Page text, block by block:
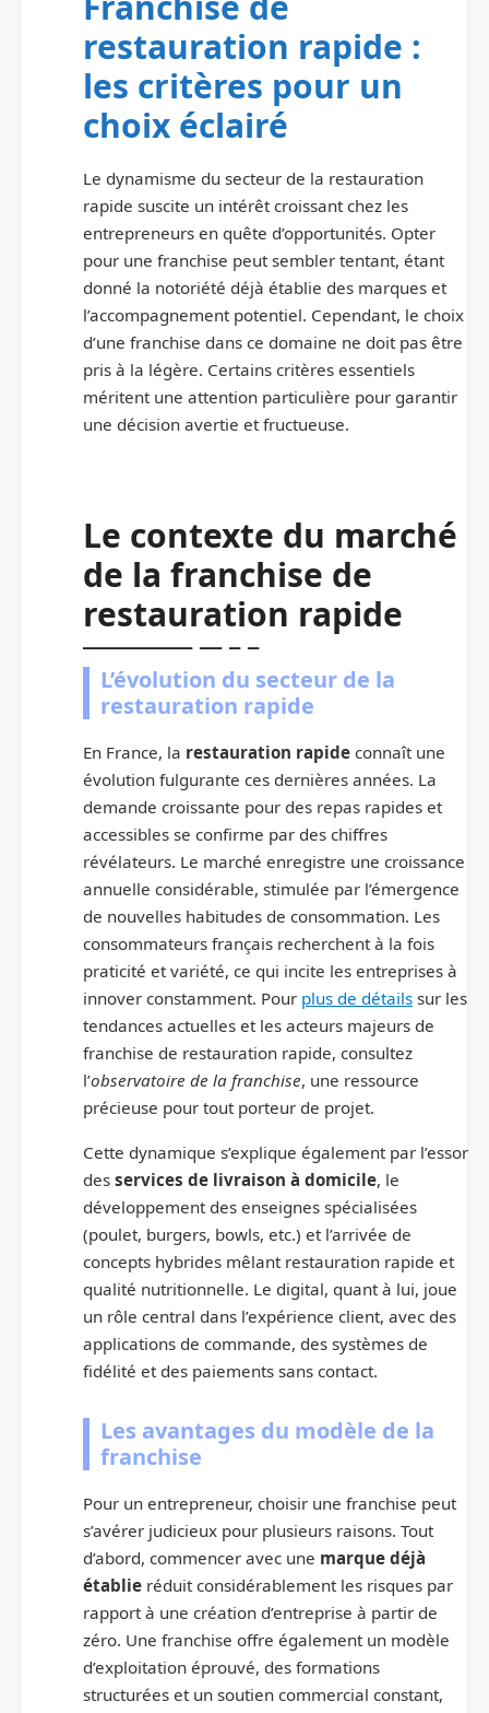
restauration rapide :
les critères pour un
choix éclairé
Le dynamisme du secteur de la restauration
rapide suscite un intérêt croissant chez les
entrepreneurs en quête d’opportunités. Opter
pour une franchise peut sembler tentant, étant
donné la notoriété déjà établie des marques et
l’accompagnement potentiel. Cependant, le choix
d’une franchise dans ce domaine ne doit pas être
pris à la légère. Certains critères essentiels
méritent une attention particulière pour garantir
une décision avertie et fructueuse.
Le contexte du marché
de la franchise de
restauration rapide
L’évolution du secteur de la
restauration rapide
En France, la restauration rapide connaît une
évolution fulgurante ces dernières années. La
demande croissante pour des repas rapides et
accessibles se confirme par des chiffres
révélateurs. Le marché enregistre une croissance
annuelle considérable, stimulée par l’émergence
de nouvelles habitudes de consommation. Les
consommateurs français recherchent à la fois
praticité et variété, ce qui incite les entreprises à
innover constamment. Pour plus de détails sur les
tendances actuelles et les acteurs majeurs de
franchise de restauration rapide, consultez
l’observatoire de la franchise, une ressource
précieuse pour tout porteur de projet.
Cette dynamique s’explique également par l’essor
des services de livraison à domicile, le
développement des enseignes spécialisées
(poulet, burgers, bowls, etc.) et l’arrivée de
concepts hybrides mêlant restauration rapide et
qualité nutritionnelle. Le digital, quant à lui, joue
un rôle central dans l’expérience client, avec des
applications de commande, des systèmes de
fidélité et des paiements sans contact.
Les avantages du modèle de la
franchise
Pour un entrepreneur, choisir une franchise peut
s’avérer judicieux pour plusieurs raisons. Tout
d’abord, commencer avec une marque déjà
établie réduit considérablement les risques par
rapport à une création d’entreprise à partir de
zéro. Une franchise offre également un modèle
d’exploitation éprouvé, des formations
structurées et un soutien commercial constant,